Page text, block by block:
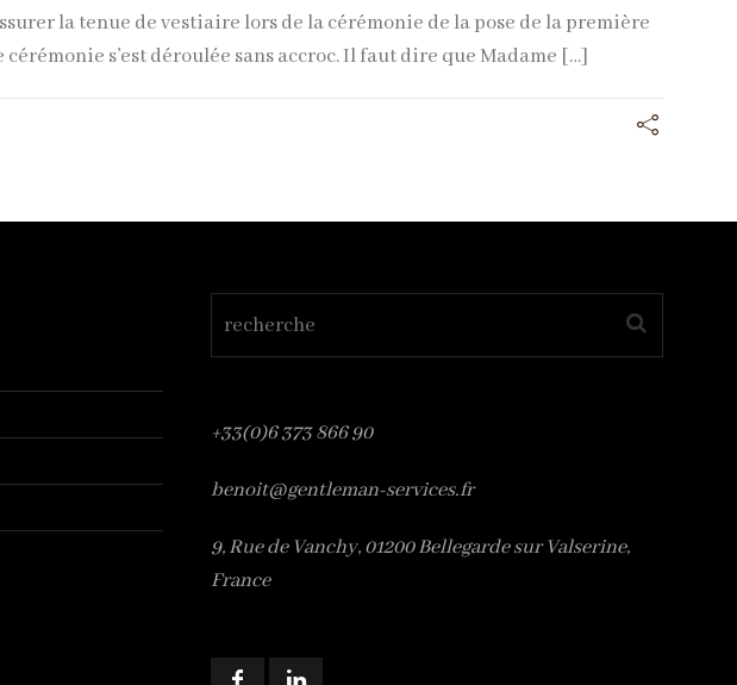
la tenue de vestiaire lors de la cérémonie de la pose de la première
s’est déroulée sans accroc. Il faut dire que Madame […]
+33(0)6 373 866 90
benoit@gentleman-services.fr
9, Rue de Vanchy, 01200 Bellegarde sur Valserine,
France